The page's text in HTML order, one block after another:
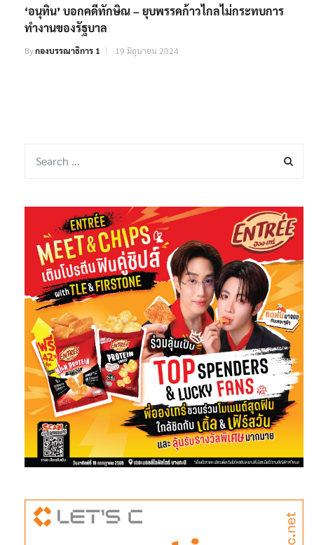
‘อนุทิน’ บอกคดีทักษิณ – ยุบพรรคก้าวไกลไม่กระทบการ
ทำงานของรัฐบาล
Byกองบรรณาธิการ 1 19 มิถุนายน 2024